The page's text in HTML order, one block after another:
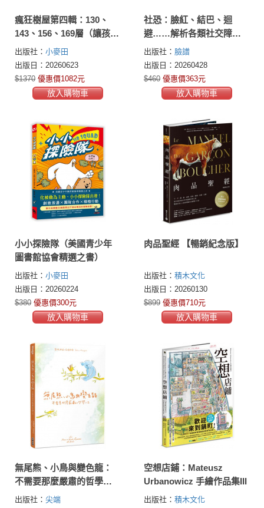
瘋狂樹屋第四輯：130、
143、156、169層（讓孩子
搭建想像力鷹架的重量級
圖文讀本【四冊合售】）
出版社： 小麥田
出版日：20260623
$1370 優惠價1082元
放入購物車
社恐：臉紅、結巴、迴
避……解析各類社交障礙
心理學經典，揭示害羞到
恐慌的社交恐懼光譜，理
解與人接觸產生焦慮的真
出版社： 臉譜
出版日：20260428
$460 優惠價363元
放入購物車
小小探險隊（美國青少年
圖書館協會精選之書）
出版社： 小麥田
出版日：20260224
$380 優惠價300元
放入購物車
肉品聖經 【暢銷紀念版】
出版社： 積木文化
出版日：20260130
$899 優惠價710元
放入購物車
無尾熊、小鳥與變色龍：
不需要那麼嚴肅的哲學人
生
出版社： 尖端
空想店鋪：Mateusz
Urbanowicz 手繪作品集III
出版社： 積木文化